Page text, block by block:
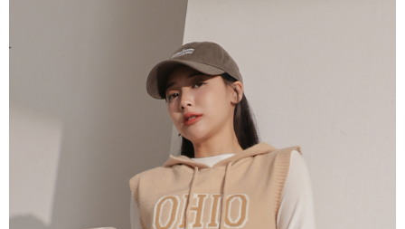
2. Pilihan kaedah pembayaran "Pembayaran Ansuran Gogo", selepas
pesanan ditubuhkan, akan secara automatik dialihkan ke proses
transaksi Gogo, selepas pengesahan nombor telefon, pilih bilangan
ansuran yang diingini, tarikh akhir pembayaran, dan setelah
mengesahkan pembayaran, transaksi akan selesai.
3. Jumlah kelulusan sebenar, bilangan ansuran dan jumlah bayaran
adalah berdasarkan halaman pengesahan transaksi seterusnya.
4. Dalam masa 30 minit selepas pesanan ditubuhkan, jika tidak pergi
untuk mengesahkan transaksi atau jika tidak lulus semakan, pesanan
akan dibatalkan secara automatik. Jika terdapat situasi "pindah untuk
semakan khusus" yang tidak lulus, ini menunjukkan bahawa sistem
penilaian tidak mencukupi, tiada penjelasan mengenai kandungan
penilaian boleh diberikan.
peribadi yang disenaraikan seperti di atas akan dikumpul dan digunakan
oleh AFTEE, sila jangan gunakan perkhidmatan ini.